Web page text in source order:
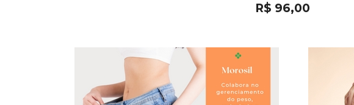
R$ 96,00